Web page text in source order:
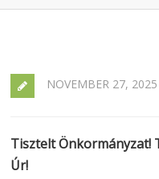
NOVEMBER 27, 2025
Tisztelt Önkormányzat!
Úr!